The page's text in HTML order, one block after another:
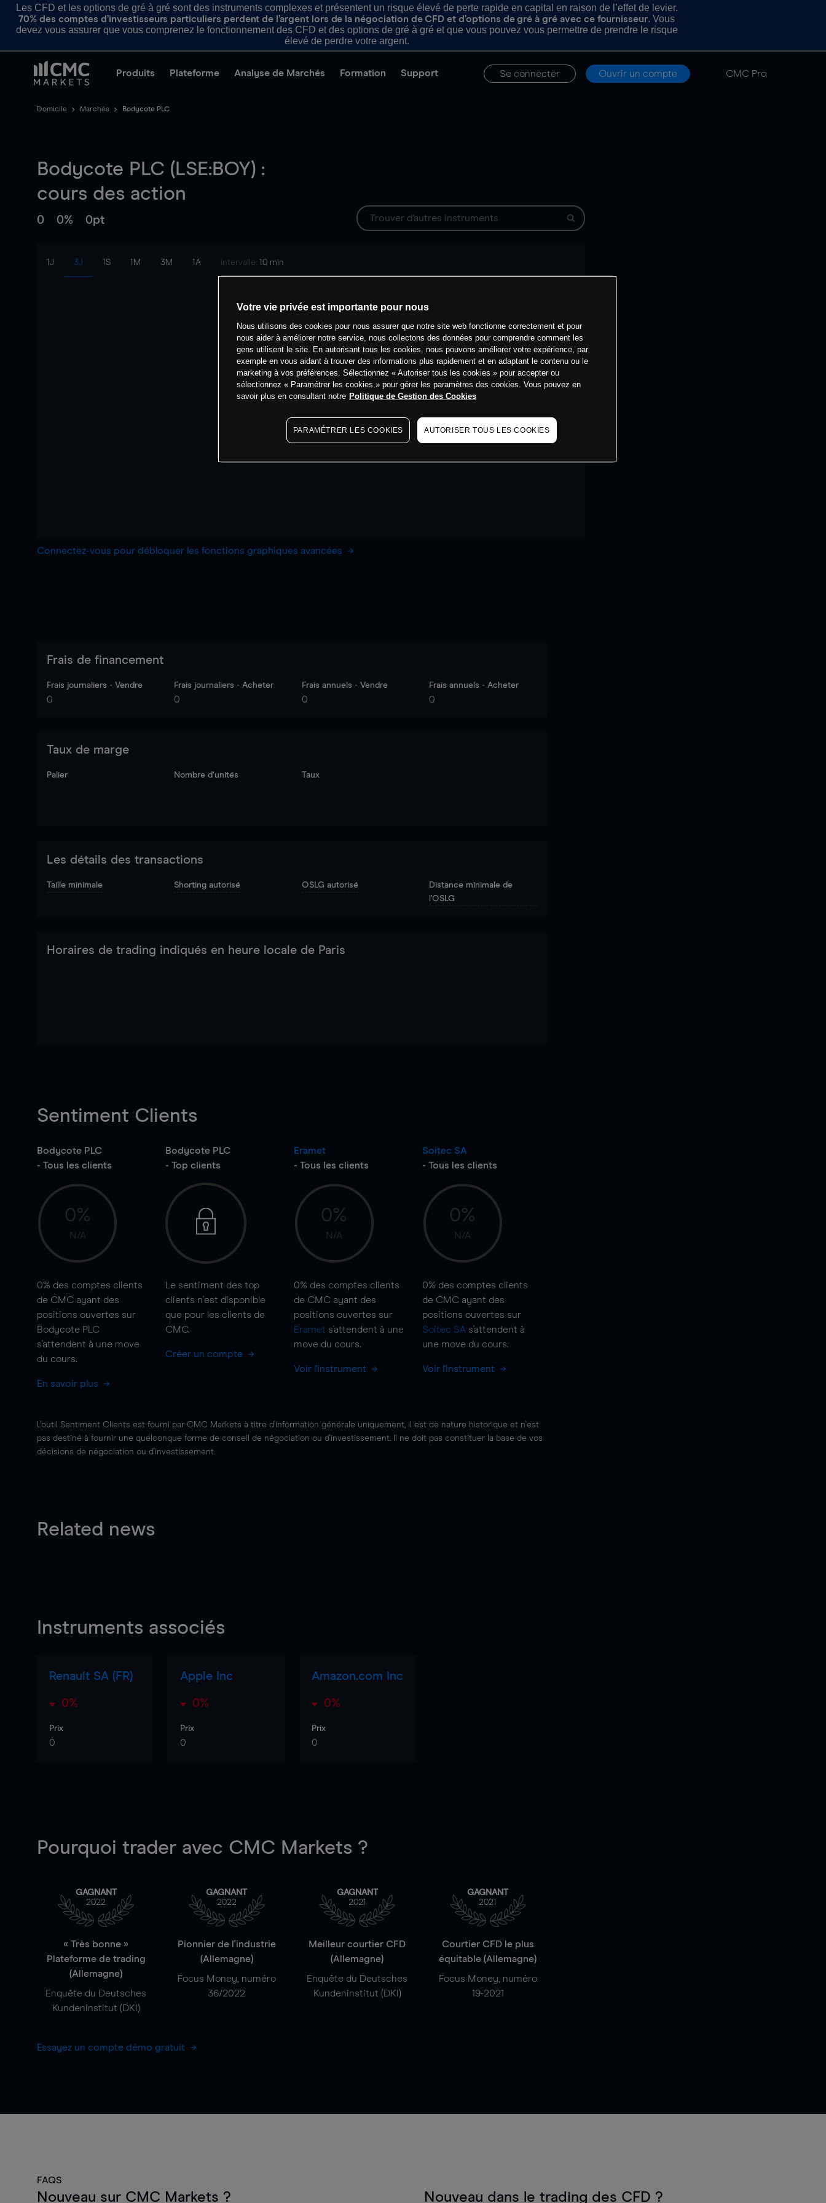
Les CFD et les options de gré à gré sont des instruments complexes et présentent un risque élevé de perte rapide en capital en raison de l’effet de levier.
70% des comptes d’investisseurs particuliers perdent de l’argent lors de la négociation de CFD et d’options de gré à gré avec ce fournisseur. Vous
devez vous assurer que vous comprenez le fonctionnement des CFD et des options de gré à gré et que vous pouvez vous permettre de prendre le risque
élevé de perdre votre argent.
Produits Plateforme Analyse de Marchés Formation Support Se connecter Ouvrir un compte CMC Pro
Domicile Marchés Bodycote PLC
Bodycote PLC (LSE:BOY) :
cours des action
0 0% 0pt
1J 3J 1S 1M 3M 1A intervalle: 10 min
Connectez-vous pour débloquer les fonctions graphiques avancées
Frais de financement
Frais journaliers - Vendre
0
Frais journaliers - Acheter
0
Frais annuels - Vendre
0
Frais annuels - Acheter
0
Taux de marge
Palier Nombre d’unités Taux
Les détails des transactions
Taille minimale Shorting autorisé OSLG autorisé
Distance minimale de
l'OSLG
Horaires de trading indiqués en heure locale de Paris
Sentiment Clients
Bodycote PLC
- Tous les clients
0%
N/A
0% des comptes clients
de CMC ayant des
positions ouvertes sur
Bodycote PLC
s'attendent à une move
du cours.
En savoir plus
Bodycote PLC
- Top clients
Le sentiment des top
clients n'est disponible
que pour les clients de
CMC.
Créer un compte
Eramet
- Tous les clients
0%
N/A
0% des comptes clients
de CMC ayant des
positions ouvertes sur
Eramet s'attendent à une
move du cours.
Voir l'instrument
Soitec SA
- Tous les clients
0%
N/A
0% des comptes clients
de CMC ayant des
positions ouvertes sur
Soitec SA s'attendent à
une move du cours.
Voir l'instrument
L'outil Sentiment Clients est fourni par CMC Markets à titre d'information générale uniquement, il est de nature historique et n'est
pas destiné à fournir une quelconque forme de conseil de négociation ou d'investissement. Il ne doit pas constituer la base de vos
décisions de négociation ou d'investissement.
Related news
Instruments associés
Renault SA (FR)
0%
Prix
0
Apple Inc
0%
Prix
0
Amazon.com Inc
0%
Prix
0
Pourquoi trader avec CMC Markets ?
GAGNANT
2022
« Très bonne »
Plateforme de trading
(Allemagne)
Enquête du Deutsches
Kundeninstitut (DKI)
GAGNANT
2022
Pionnier de l'industrie
(Allemagne)
Focus Money, numéro
36/2022
GAGNANT
2021
Meilleur courtier CFD
(Allemagne)
Enquête du Deutsches
Kundeninstitut (DKI)
GAGNANT
2021
Courtier CFD le plus
équitable (Allemagne)
Focus Money, numéro
19-2021
Essayez un compte démo gratuit
FAQS
Nouveau sur CMC Markets ? Nouveau dans le trading des CFD ?
Votre vie privée est importante pour nous
Nous utilisons des cookies pour nous assurer que notre site web fonctionne correctement et pour
nous aider à améliorer notre service, nous collectons des données pour comprendre comment les
gens utilisent le site. En autorisant tous les cookies, nous pouvons améliorer votre expérience, par
exemple en vous aidant à trouver des informations plus rapidement et en adaptant le contenu ou le
marketing à vos préférences. Sélectionnez « Autoriser tous les cookies » pour accepter ou
sélectionnez « Paramétrer les cookies » pour gérer les paramètres des cookies. Vous pouvez en
savoir plus en consultant notre Politique de Gestion des Cookies
PARAMÉTRER LES COOKIES AUTORISER TOUS LES COOKIES